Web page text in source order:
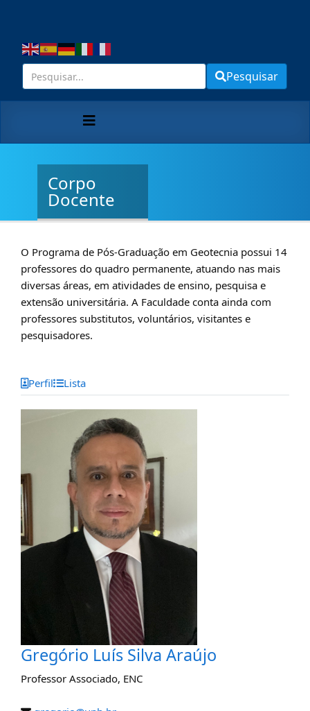
Pesquisar
Corpo
Docente
O Programa de Pós-Graduação em Geotecnia possui 14
professores do quadro permanente, atuando nas mais
diversas áreas, em atividades de ensino, pesquisa e
extensão universitária. A Faculdade conta ainda com
professores substitutos, voluntários, visitantes e
pesquisadores.
Perfil Lista
Gregório Luís Silva Araújo
Professor Associado, ENC